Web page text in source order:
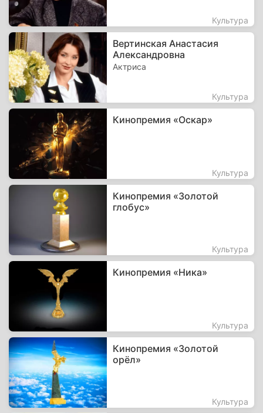
Культура
Вертинская Анастасия
Александровна
Актриса
Культура
Кинопремия «Оскар»
Культура
Кинопремия «Золотой
глобус»
Культура
Кинопремия «Ника»
Культура
Кинопремия «Золотой
орёл»
Культура